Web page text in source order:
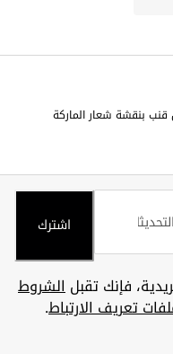
اشترك
فإنك تقبلالشروط
تعريف الارتباط.